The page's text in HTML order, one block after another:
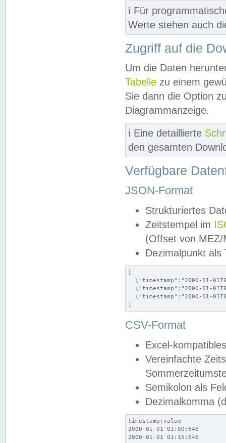
ℹ️ Für
Werte stehen auch
Zugriff auf die
Um die Daten
Tabelle zu einem
Sie dann die Option
Diagrammanzeige.
ℹ️ Eine detaillierte
den gesamten
Verfügbare
JSON-Format
Strukturiertes
Zeitstempel im
(Offset von MEZ/
Dezimalpunkt als
[
{"timestamp":"2000-01-
{"timestamp":"2000-01-
{"timestamp":"2000-01-
]
CSV-Format
Excel-
Vereinfachte
Semikolon als
Dezimalkomma
timestamp;value
2000-01-01 01:00;646
2000-01-01 01:15;646